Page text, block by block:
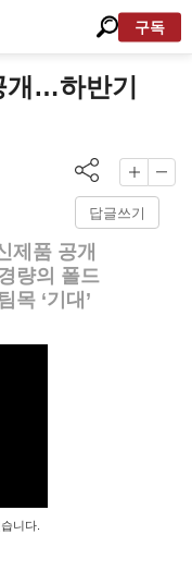
구독
개…하반기
답글쓰기
제품 공개
량의 폴드
목 ‘기대’
니다.